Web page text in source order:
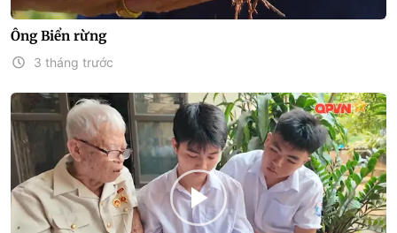
Ông Biển rừng
3 tháng trước